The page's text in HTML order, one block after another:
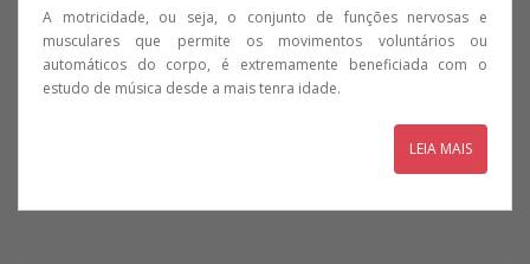
A motricidade, ou seja, o conjunto de funções nervosas e
musculares que permite os movimentos voluntários ou
automáticos do corpo, é extremamente beneficiada com o
estudo de música desde a mais tenra idade.
LEIA MAIS